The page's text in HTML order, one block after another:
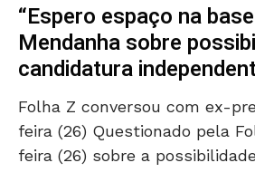
“Espero espaço na
Mendanha sobre
candidatura
Folha Z conversou com ex-
feira (26) Questionado pela
feira (26) sobre a